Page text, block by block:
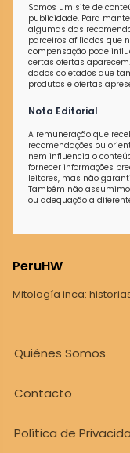
Somos um site de
publicidade. Para
algumas das
parceiros afiliados que
compensação pode
certas ofertas
dados coletados que
produtos e ofertas
Nota Editorial
A remuneração que
recomendações ou
nem influencia o
fornecer informações
leitores, mas não
Também não
ou adequação a
PeruHW
Mitología inca:
Quiénes Somos
Contacto
Política de